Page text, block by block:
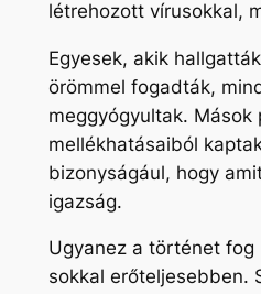
létrehozott vírusokkal,
Egyesek, akik
örömmel fogadták,
meggyógyultak. Mások
mellékhatásaiból
bizonyságául, hogy
igazság.
Ugyanez a történet
sokkal erőteljesebben.